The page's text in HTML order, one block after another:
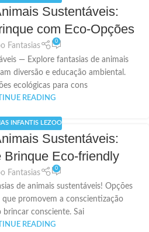
Sustentáveis:
com Eco-Opções
Fantasias
0
— Explore fantasias de animais
diversão e educação ambiental.
ecológicas para cons
READING
INFANTIS LEZOO
Sustentáveis:
Brinque Eco-friendly
Fantasias
0
de animais sustentáveis! Opções
que promovem a conscientização
brincar consciente. Sai
READING